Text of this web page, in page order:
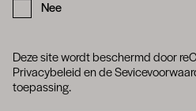
Nee
Deze site wordt beschermd door
Privacybeleid ende
toepassing.